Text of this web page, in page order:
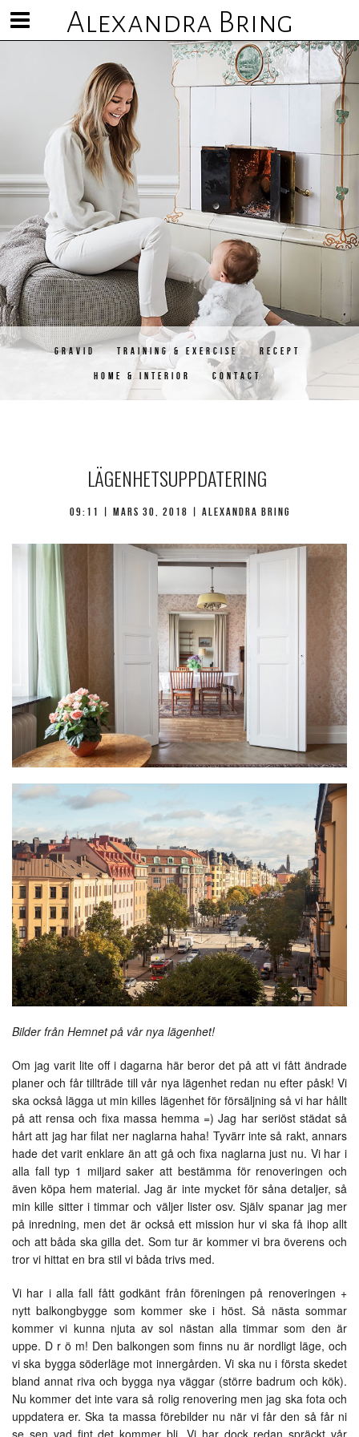
Alexandra Bring
Visa/göm
meny
GRAVID TRAINING & EXERCISE RECEPT
HOME & INTERIOR CONTACT
LÄGENHETSUPPDATERING
09:11 | mars 30, 2018 | Alexandra Bring
Bilder från Hemnet på vår nya lägenhet!
Om jag varit lite off i dagarna här beror det på att vi fått ändrade
planer och får tillträde till vår nya lägenhet redan nu efter påsk! Vi
ska också lägga ut min killes lägenhet för försäljning så vi har hållt
på att rensa och fixa massa hemma =) Jag har seriöst städat så
hårt att jag har filat ner naglarna haha! Tyvärr inte så rakt, annars
hade det varit enklare än att gå och fixa naglarna just nu. Vi har i
alla fall typ 1 miljard saker att bestämma för renoveringen och
även köpa hem material. Jag är inte mycket för såna detaljer, så
min kille sitter i timmar och väljer lister osv. Själv spanar jag mer
på inredning, men det är också ett mission hur vi ska få ihop allt
och att båda ska gilla det. Som tur är kommer vi bra överens och
tror vi hittat en bra stil vi båda trivs med.
Vi har i alla fall fått godkänt från föreningen på renoveringen +
nytt balkongbygge som kommer ske i höst. Så nästa sommar
kommer vi kunna njuta av sol nästan alla timmar som den är
uppe. D r ö m! Den balkongen som finns nu är nordligt läge, och
vi ska bygga söderläge mot innergården. Vi ska nu i första skedet
bland annat riva och bygga nya väggar (större badrum och kök).
Nu kommer det inte vara så rolig renovering men jag ska fota och
uppdatera er. Ska ta massa förebilder nu när vi får den så får ni